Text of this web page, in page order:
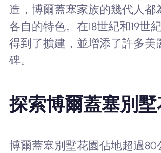
造，博爾蓋塞家族的幾代人都
各自的特色。在18世紀和19世
得到了擴建，並增添了許多美
碑。
探索博爾蓋塞別墅
博爾蓋塞別墅花園佔地超過80